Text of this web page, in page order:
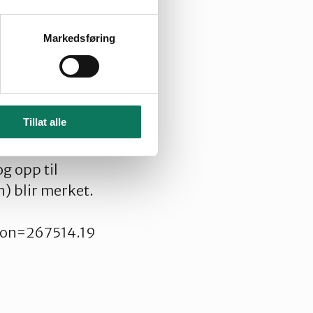
Markedsføring
Tillat alle
ta med selv
Den som
gjøre det.
opp til
blir merket.